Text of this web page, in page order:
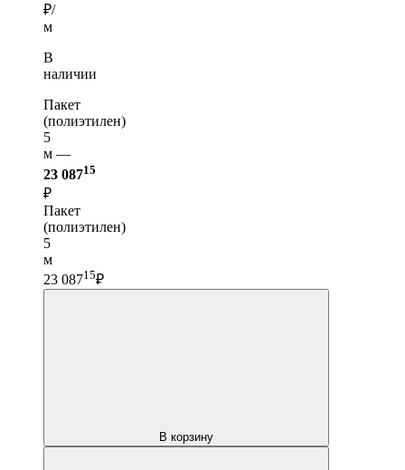
₽/
м
В
наличии
Пакет
(полиэтилен)
5
м —
23 08715
₽
Пакет
(полиэтилен)
5
м
23 08715₽
В корзину